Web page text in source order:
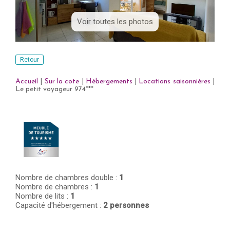
Voir toutes les photos
Retour
Accueil Sur la cote Hébergements Locations saisonniéres
Le petit voyageur 974***
Nombre de chambres double : 1
Nombre de chambres : 1
Nombre de lits : 1
Capacité d'hébergement : 2 personnes